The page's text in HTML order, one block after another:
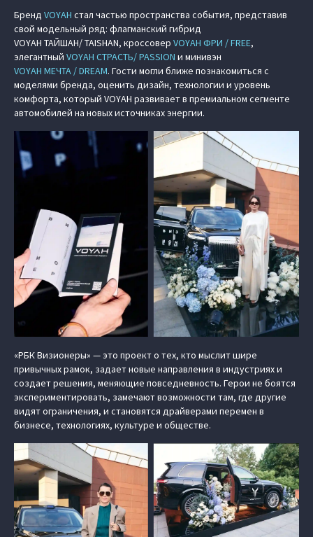
Бренд VOYAH стал частью пространства события, представив
свой модельный ряд: флагманский гибрид
VOYAH ТАЙШАН/ TAISHAN, кроссовер VOYAH ФРИ / FREE,
элегантный VOYAH СТРАСТЬ/ PASSION и минивэн
VOYAH МЕЧТА / DREAM. Гости могли ближе познакомиться с
моделями бренда, оценить дизайн, технологии и уровень
комфорта, который VOYAH развивает в премиальном сегменте
автомобилей на новых источниках энергии.
«РБК Визионеры» — это проект о тех, кто мыслит шире
привычных рамок, задает новые направления в индустриях и
создает решения, меняющие повседневность. Герои не боятся
экспериментировать, замечают возможности там, где другие
видят ограничения, и становятся драйверами перемен в
бизнесе, технологиях, культуре и обществе.